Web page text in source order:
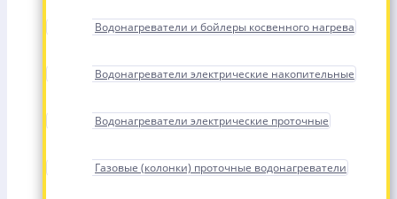
Водонагреватели и бойлеры косвенного нагрева
Водонагреватели электрические накопительные
Водонагреватели электрические проточные
Газовые (колонки) проточные водонагреватели